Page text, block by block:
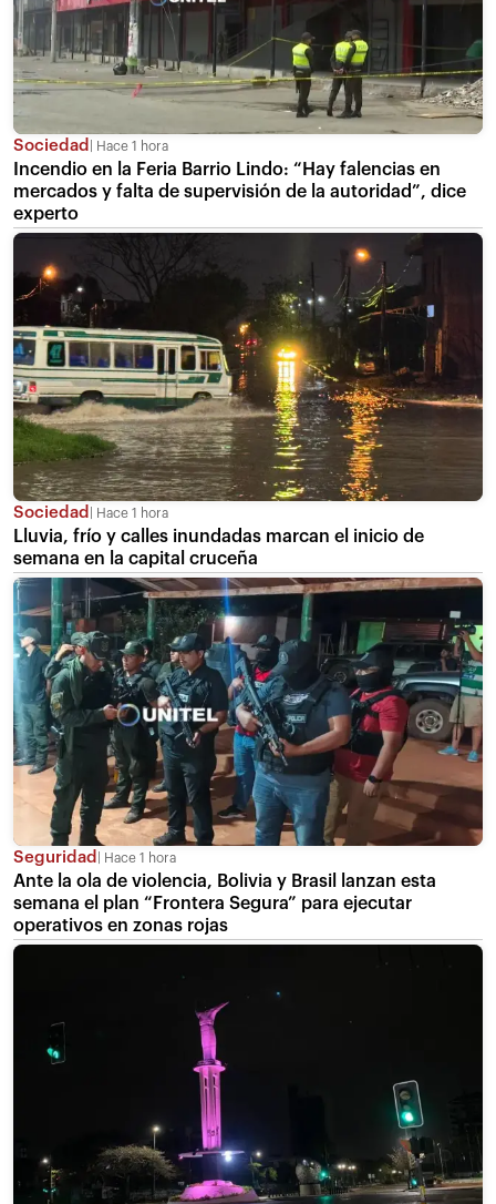
Sociedad Hace 1 hora
Incendio en la Feria Barrio Lindo: “Hay falencias en
mercados y falta de supervisión de la autoridad”, dice
experto
Sociedad Hace 1 hora
Lluvia, frío y calles inundadas marcan el inicio de
semana en la capital cruceña
Seguridad Hace 1 hora
Ante la ola de violencia, Bolivia y Brasil lanzan esta
semana el plan “Frontera Segura” para ejecutar
operativos en zonas rojas